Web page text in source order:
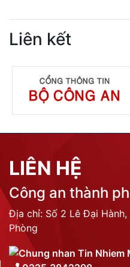
Liên kết
LIÊN HỆ
Công an thành
Địa chỉ: Số 2 Lê Đại
Phòng